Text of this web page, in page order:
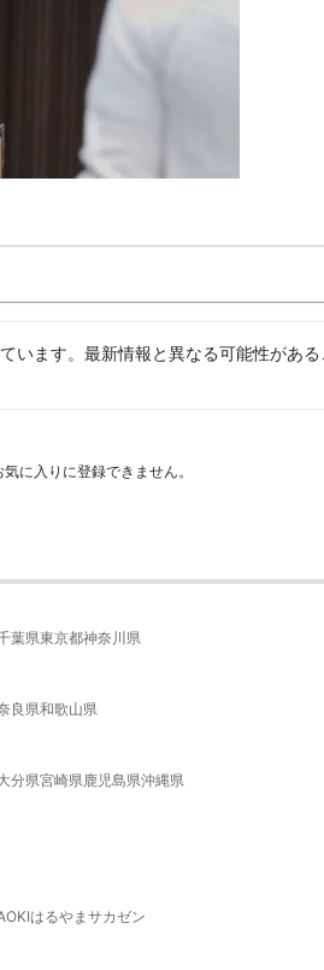
います。最新情報と異なる可能性があ
に入りに登録できません。
葉県東京都神奈川県
良県和歌山県
分県宮崎県鹿児島県沖縄県
はるやま サカゼン